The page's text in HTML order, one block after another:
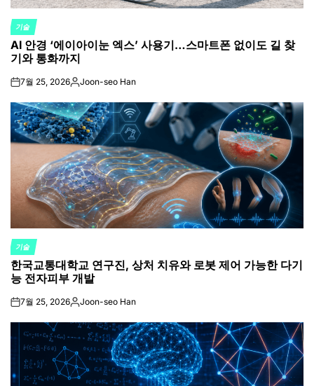
POSTED
IN
기술
AI 안경 ‘에이아이눈 엑스’ 사용기…스마트폰 없이도 길 찾
기와 통화까지
on7월 25, 2026Posted
Joon-seo Han
POSTED
IN
기술
한국교통대학교 연구진, 상처 치유와 로봇 제어 가능한 다기
능 전자피부 개발
on7월 25, 2026Posted
Joon-seo Han